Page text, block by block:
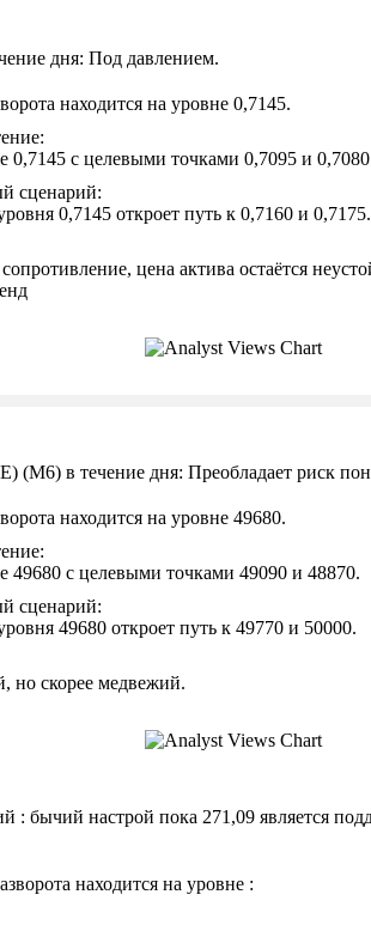
дня: Под давлением.
находится на уровне 0,7145.
0,7145 с целевыми точками 0,7095 и
сценарий:
0,7145 откроет путь к 0,7160 и 0,7175.
цена актива остаётся
(M6)‎ в течение дня: Преобладает риск
находится на уровне 49680.
49680 с целевыми точками 49090 и 48870.
сценарий:
49680 откроет путь к 49770 и 50000.
но скорее медвежий.
: бычий настрой пока 271,09 является
находится на уровне :